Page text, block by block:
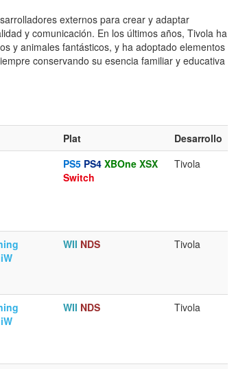
externos para crear y adaptar
y comunicación. En los últimos años, Tivola ha
y animales fantásticos, y ha adoptado elementos
conservando su esencia familiar y educativa
Plat
Desarrollo
PS5 PS4 XBOne XSX
Switch
Tivola
WII NDS Tivola
WII NDS Tivola